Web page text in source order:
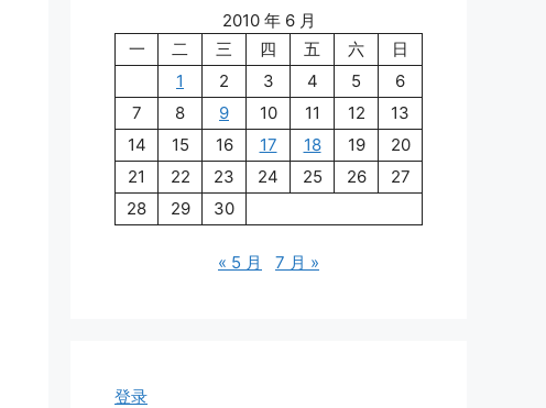
2010 年 6 月
一
二 三 四 五 六
日
1
2 3 4 5
6
7
8 9 10 11 12
13
14
15 16 17 18 19
20
21
22 23 24 25 26
27
28
29 30
« 5 月 7 月 »
登录